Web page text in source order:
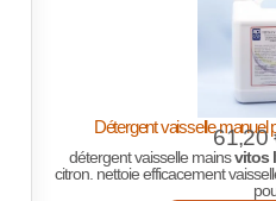
Détergent vaisselle manuel
61,20
détergent vaisselle mainsvitos
citron. nettoie efficacement